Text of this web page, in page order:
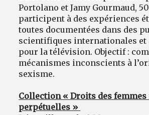
Portolano et Jamy Gourmaud,
participent à des expériences
toutes documentées dans des
scientifiques internationales et
pour la télévision. Objectif :
mécanismes inconscients à
sexisme.
Collection « Droits des femmes
perpétuelles »